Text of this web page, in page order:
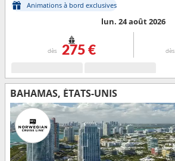
Animations à bord exclusives
lun. 24 août 2026
dès 275 € dès
BAHAMAS, ÉTATS-UNIS